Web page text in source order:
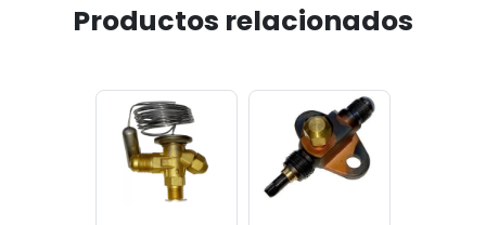
Productos relacionados